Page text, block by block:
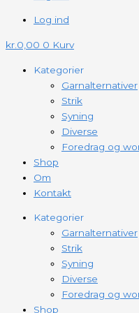
Log ind
kr. 0,00 0 Kurv
Kategorier
Garnalternativer
Strik
Syning
Diverse
Foredrag og
Shop
Om
Kontakt
Kategorier
Garnalternativer
Strik
Syning
Diverse
Foredrag og
Shop